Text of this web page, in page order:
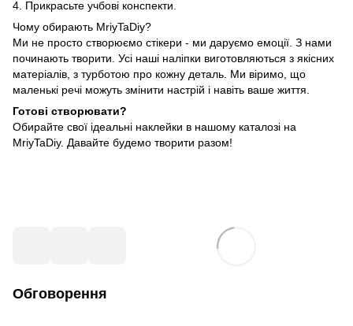
4. Прикрасьте учбові конспекти.
Чому обирають MriyTaDiy?
Ми не просто створюємо стікери - ми даруємо емоції. З нами
починають творити. Усі наші наліпки виготовляються з якісних
матеріалів, з турботою про кожну деталь. Ми віримо, що
маленькі речі можуть змінити настрій і навіть ваше життя.
Готові створювати?
Обирайте свої ідеальні наклейки в нашому каталозі на
MriyTaDiy. Давайте будемо творити разом!
Обговорення